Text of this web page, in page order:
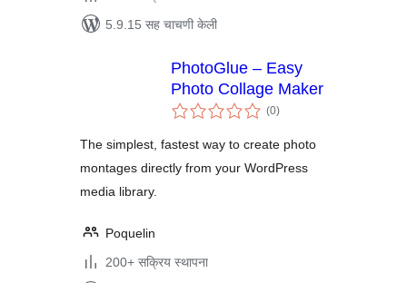
5.9.15 सह चाचणी केली
PhotoGlue – Easy
Photo Collage Maker
(0एकूण
मूल्यांकन
)
The simplest, fastest way to create photo
montages directly from your WordPress
media library.
Poquelin
200+ सक्रिय स्थापना